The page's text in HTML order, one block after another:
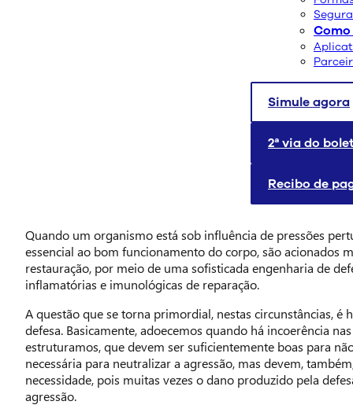
Simule agora
2ª via do
Recibo de
Quando um organismo está sob influência de pressões
essencial ao bom funcionamento do corpo, são acionados
restauração, por meio de uma sofisticada engenharia de
inflamatórias e imunológicas de reparação.
A questão que se torna primordial, nestas circunstâncias, é
defesa. Basicamente, adoecemos quando há incoerência
estruturamos, que devem ser suficientemente boas para
necessária para neutralizar a agressão, mas devem,
necessidade, pois muitas vezes o dano produzido pela
agressão.